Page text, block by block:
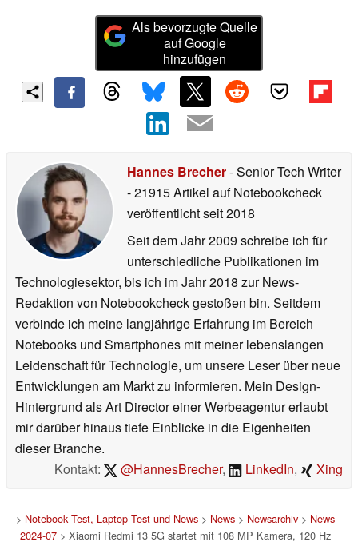
Als bevorzugte Quelle
auf Google
hinzufügen
Hannes Brecher- Senior Tech Writer
- 21915 Artikel auf Notebookcheck
veröffentlichtseit 2018
Seit dem Jahr 2009 schreibe ich für
unterschiedliche Publikationen im
Technologiesektor, bis ich im Jahr 2018 zur News-
Redaktion von Notebookcheck gestoßen bin. Seitdem
verbinde ich meine langjährige Erfahrung im Bereich
Notebooks und Smartphones mit meiner lebenslangen
Leidenschaft für Technologie, um unsere Leser über neue
Entwicklungen am Markt zu informieren. Mein Design-
Hintergrund als Art Director einer Werbeagentur erlaubt
mir darüber hinaus tiefe Einblicke in die Eigenheiten
dieser Branche.
Kontakt:
@HannesBrecher, LinkedIn, Xing
> Notebook Test, Laptop Test und News> News> Newsarchiv> News
2024-07> Xiaomi Redmi 13 5G startet mit 108 MP Kamera, 120 Hz